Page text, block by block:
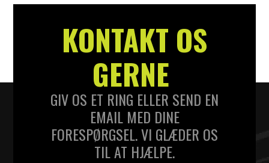
KONTAKT OS
GERNE
GIV OS ET RING ELLER SEND EN
EMAIL MED DINE
FORESPØRGSEL. VI GLÆDER OS
TIL AT HJÆLPE.